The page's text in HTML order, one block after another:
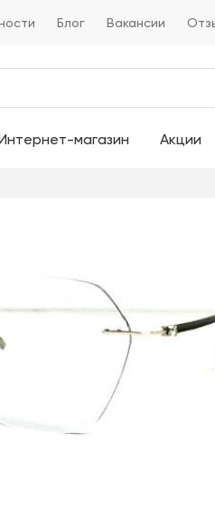
Блог Вакансии
магазин Акции